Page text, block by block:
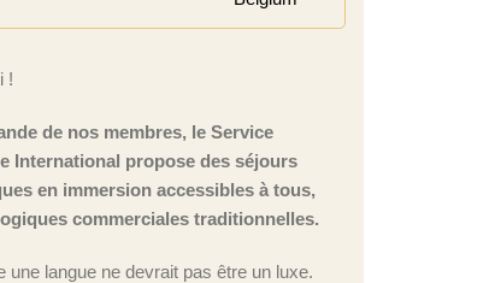
!
de nos membres, le Service
International propose des séjours
en immersion accessibles à tous,
commerciales traditionnelles.
une langue ne devrait pas être un luxe.